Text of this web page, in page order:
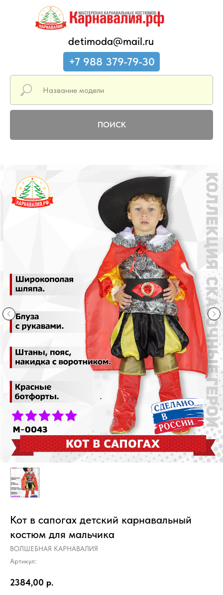
detimoda@mail.ru
+7 988 379-79-30
ПОИСК
Кот в сапогах детский карнавальный
костюм для мальчика
ВОЛШЕБНАЯ КАРНАВАЛИЯ
Артикул:
2384,00 р.